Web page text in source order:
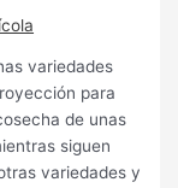
variedades
para
de unas
siguen
variedades y